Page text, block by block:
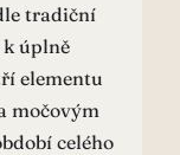
tradiční
k úplně
elementu
močovým
celého